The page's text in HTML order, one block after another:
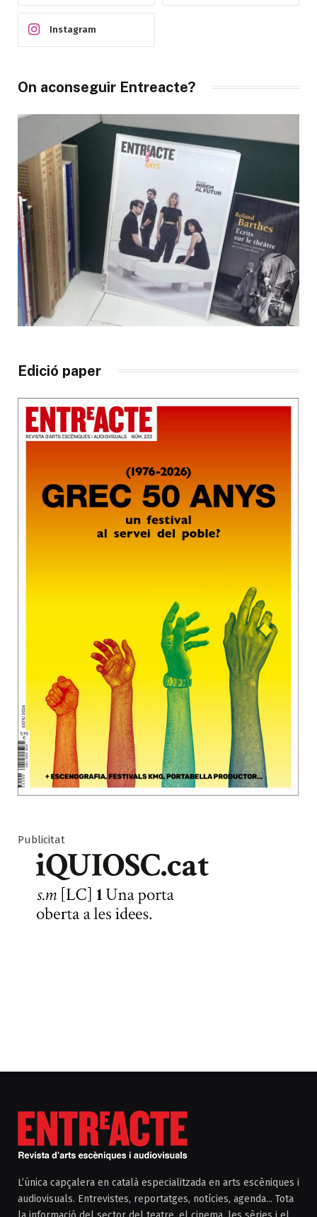
Instagram
On aconseguir Entreacte?
Edició paper
Publicitat
L’única capçalera en català especialitzada en arts escèniques i
audiovisuals. Entrevistes, reportatges, notícies, agenda... Tota